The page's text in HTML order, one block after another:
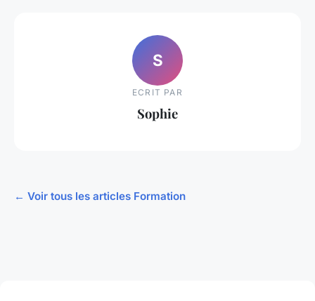
S
ECRIT PAR
Sophie
← Voir tous les articles Formation